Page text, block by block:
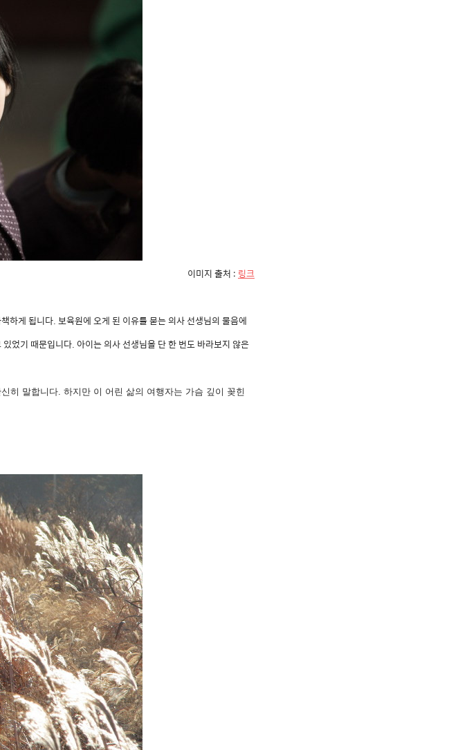
이미지 출처 : 링크
하게 됩니다. 보육원에 오게 된 이유를 묻는 의사 선생님의 물음에
었기 때문입니다. 아이는 의사 선생님을 단 한 번도 바라보지 않은
히 말합니다. 하지만 이 어린 삶의 여행자는 가슴 깊이 꽂힌